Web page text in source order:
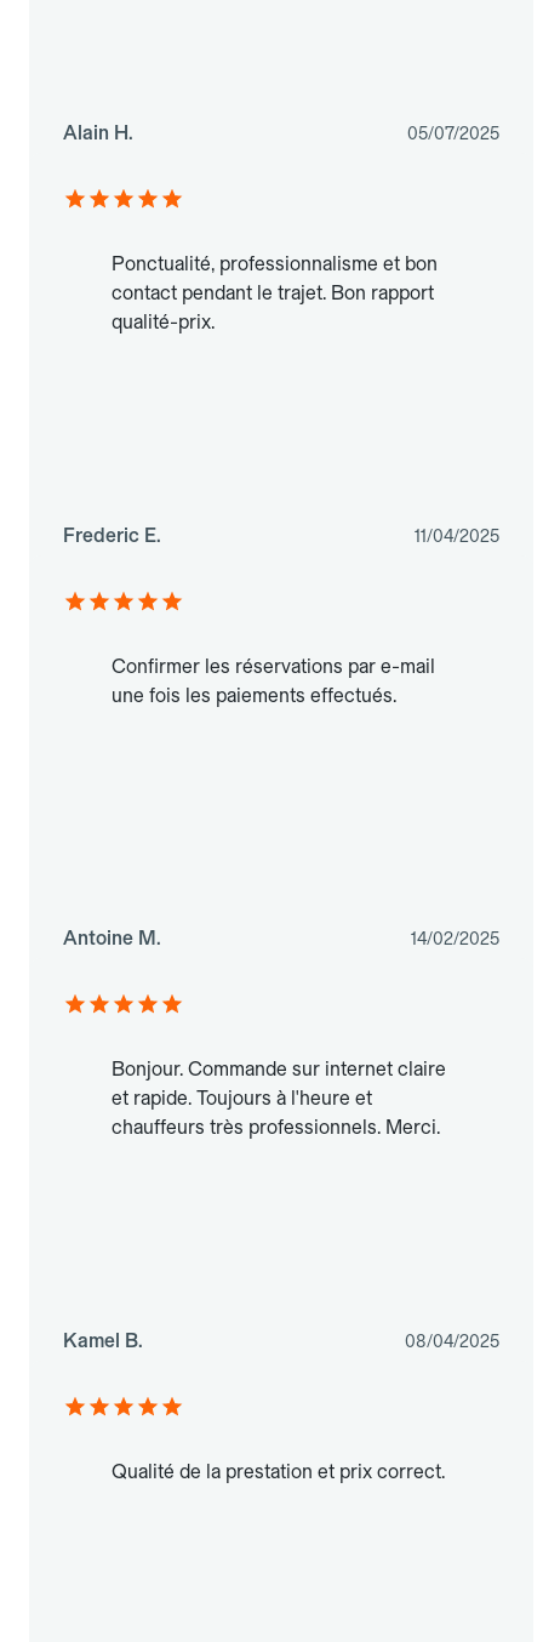
Alain H. 05/07/2025
Ponctualité, professionnalisme et bon
contact pendant le trajet. Bon rapport
qualité-prix.
Frederic E. 11/04/2025
Confirmer les réservations par e-mail
une fois les paiements effectués.
Antoine M. 14/02/2025
Bonjour. Commande sur internet claire
et rapide. Toujours à l'heure et
chauffeurs très professionnels. Merci.
Kamel B. 08/04/2025
Qualité de la prestation et prix correct.